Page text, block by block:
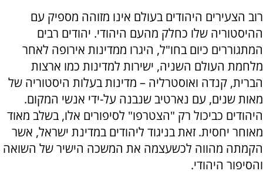
רוב הצעירים היהודים בעולם אינו מזוהה מספיק עם
ההיסטוריה שלו כחלק מהעם היהודי. יהודים רבים
המתגוררים כיום בחו"ל, היגרו ממדינות אירופה לאחר
מלחמת העולם השניה, ישירות למדינות כמו ארצות
הברית, קנדה ואוסטרליה – מדינות בעלות היסטוריה של
מאות שנים, עם נארטיב שנבנה על-ידי אנשי המקום.
היהודים כביכול רק "הצטרפו" לסיפורים אלו, בשלב מאוד
מאוחר יחסית. זאת בניגוד ליהודים במדינת ישראל, אשר
הקמתה מהווה לכשעצמה את המשכה הישיר של השואה
והסיפור היהודי.